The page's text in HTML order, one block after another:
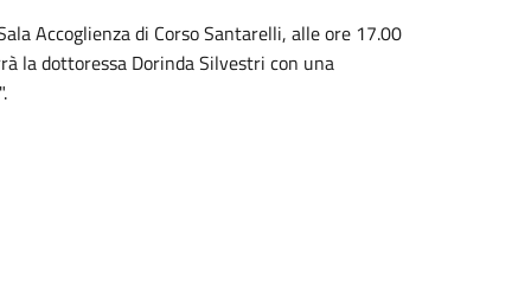
Accoglienza di Corso Santarelli, alle ore 17.00
la dottoressa Dorinda Silvestri con una